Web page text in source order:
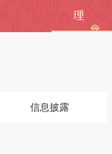
理
信息披露